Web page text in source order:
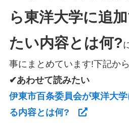
ら東洋大学に追
たい内容とは何?
事にまとめています!下記か
✔あわせて読みたい
伊東市百条委員会が東洋大
る内容とは何?